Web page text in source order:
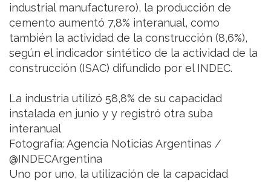
industrial manufacturero), la producción de
cemento aumentó 7,8% interanual, como
también la actividad de la construcción (8,6%),
según el indicador sintético de la actividad de la
construcción (ISAC) difundido por el INDEC.
La industria utilizó 58,8% de su capacidad
instalada en junio y y registró otra suba
interanual
Fotografía: Agencia Noticias Argentinas /
@INDECArgentina
Uno por uno, la utilización de la capacidad